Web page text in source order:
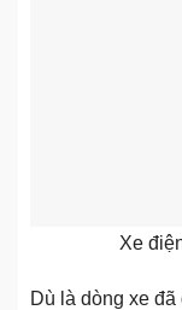
Xe
Dù là dòng xe